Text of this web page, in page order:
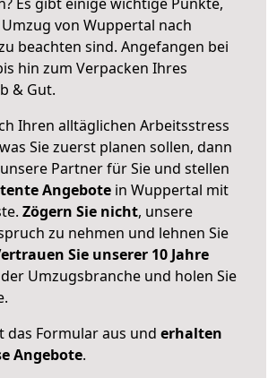
von Wuppertal nach
beachten sind. Angefangen bei
hin zum Verpacken Ihres
& Gut.
Ihren alltäglichen Arbeitsstress
Sie zuerst planen sollen, dann
Partner für Sie und stellen
Angebote in Wuppertal mit
Zögern Sie nicht, unsere
zu nehmen und lehnen Sie
Sie unserer 10 Jahre
Umzugsbranche und holen Sie
das Formular aus und erhalten
Angebote.